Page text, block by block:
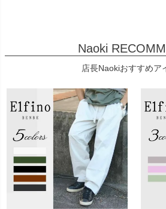
Naoki
店長Naokiおすすめア